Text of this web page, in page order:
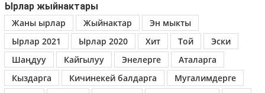
Ырлар жыйнактары
Жаны ырлар
Жыйнактар
Эн мыкты
Ырлар 2021
Ырлар 2020 Хит Той
Эски
Шаңдуу
Кайгылуу Энелерге
Аталарга
Кыздарга
Кичинекей балдарга
Мугалимдерге